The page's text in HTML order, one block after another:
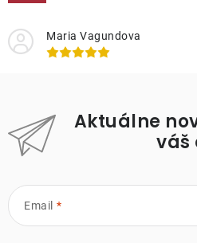
Maria Vagundova
Aktuálne
váš
Email